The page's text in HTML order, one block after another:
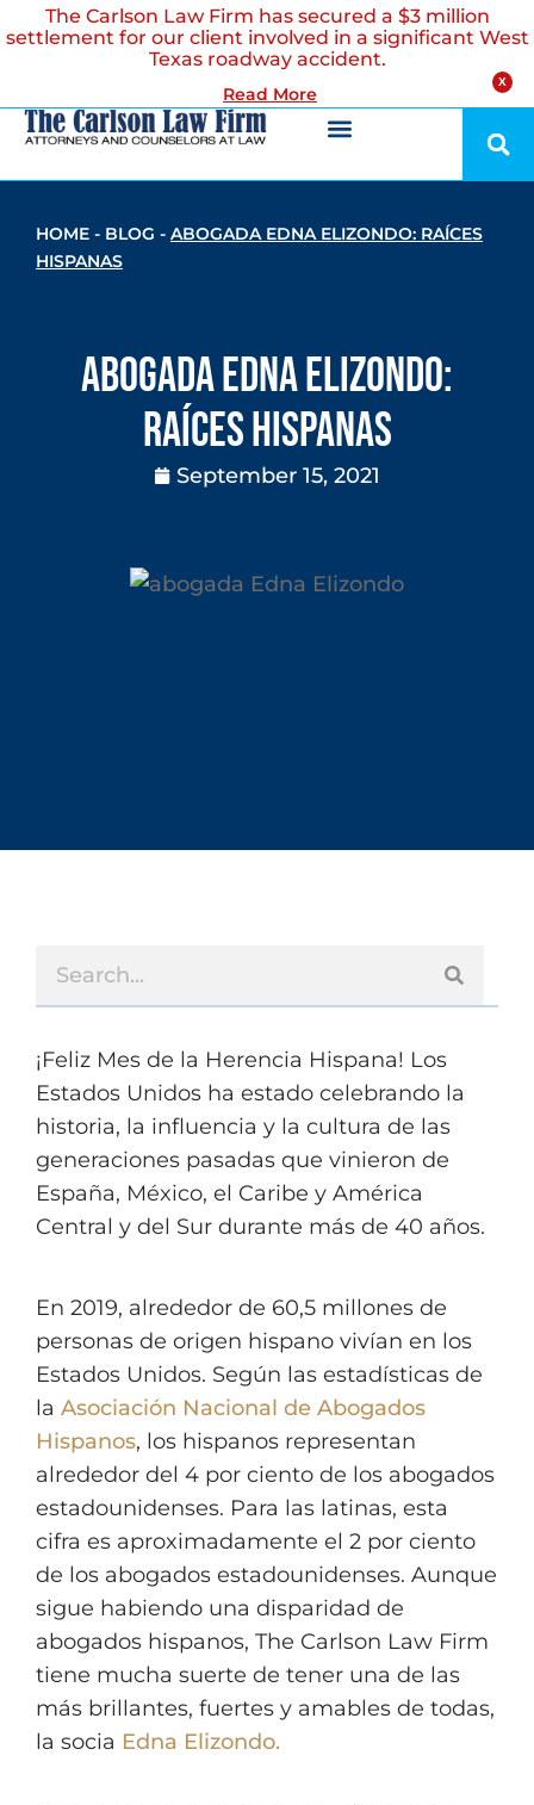
X
The Carlson Law Firm has secured a $3 million
settlement for our client involved in a significant West
Texas roadway accident.
Read More
HOME - BLOG - ABOGADA EDNA ELIZONDO: RAÍCES
HISPANAS
Abogada Edna Elizondo:
Raíces Hispanas
September 15, 2021
¡Feliz Mes de la Herencia Hispana! Los
Estados Unidos ha estado celebrando la
historia, la influencia y la cultura de las
generaciones pasadas que vinieron de
España, México, el Caribe y América
Central y del Sur durante más de 40 años.
En 2019, alrededor de 60,5 millones de
personas de origen hispano vivían en los
Estados Unidos. Según las estadísticas de
la Asociación Nacional de Abogados
Hispanos, los hispanos representan
alrededor del 4 por ciento de los abogados
estadounidenses. Para las latinas, esta
cifra es aproximadamente el 2 por ciento
de los abogados estadounidenses. Aunque
sigue habiendo una disparidad de
abogados hispanos, The Carlson Law Firm
tiene mucha suerte de tener una de las
más brillantes, fuertes y amables de todas,
la socia Edna Elizondo.